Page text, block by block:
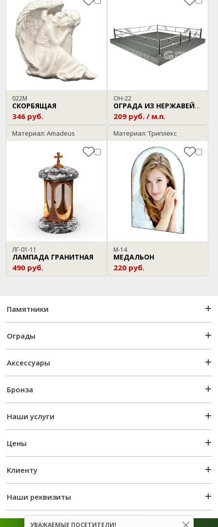
022М
СКОРБЯЩАЯ
346 руб.
ОН-22
ОГРАДА ИЗ НЕРЖАВЕЙКИ
209 руб. / м.п.
Материал: Amadeus
ЛГ-01-11
ЛАМПАДА ГРАНИТНАЯ
490 руб.
Материал: Триплекс
М-14
МЕДАЛЬОН
220 руб.
Памятники
Ограды
Аксессуары
Бронза
Наши услуги
Цены
Клиенту
Наши реквизиты
УВАЖАЕМЫЕ ПОСЕТИТЕЛИ!